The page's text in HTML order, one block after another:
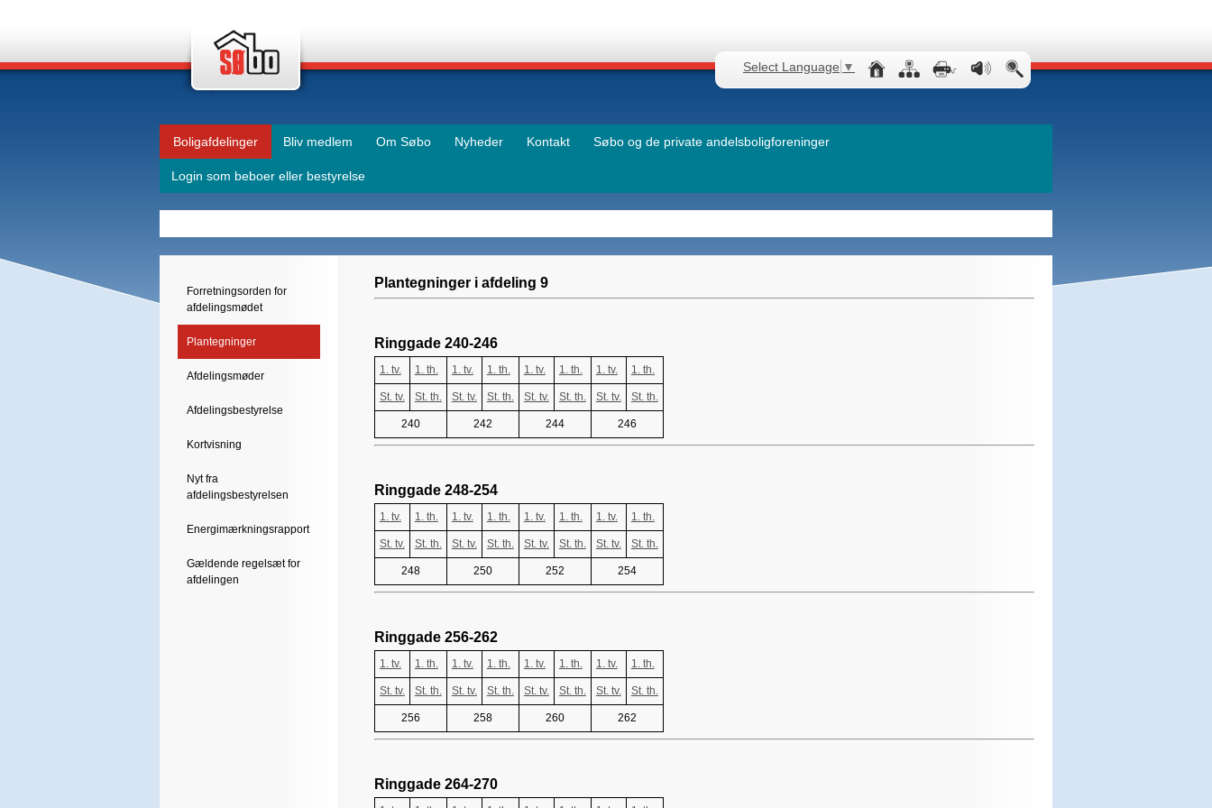
Select Language ▼
Boligafdelinger Bliv medlem Om Søbo Nyheder Kontakt Søbo og de private andelsboligforeninger
Login som beboer eller bestyrelse
Plantegninger i afdeling 9
Ringgade 240-246
1. tv. 1. th. 1. tv. 1. th. 1. tv. 1. th. 1. tv. 1. th.
St. tv. St. th. St. tv. St. th. St. tv. St. th. St. tv. St. th.
240 242 244 246
Ringgade 248-254
1. tv. 1. th. 1. tv. 1. th. 1. tv. 1. th. 1. tv. 1. th.
St. tv. St. th. St. tv. St. th. St. tv. St. th. St. tv. St. th.
248 250 252 254
Ringgade 256-262
1. tv. 1. th. 1. tv. 1. th. 1. tv. 1. th. 1. tv. 1. th.
St. tv. St. th. St. tv. St. th. St. tv. St. th. St. tv. St. th.
256 258 260 262
Ringgade 264-270
Forretningsorden for
afdelingsmødet
Plantegninger
Afdelingsmøder
Afdelingsbestyrelse
Kortvisning
Nyt fra
afdelingsbestyrelsen
Energimærkningsrapport
Gældende regelsæt for
afdelingen